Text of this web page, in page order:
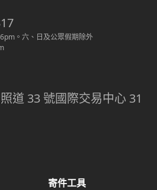
。 六、日及公眾假期除外
道 33 號國際交易中心 31
寄件工具